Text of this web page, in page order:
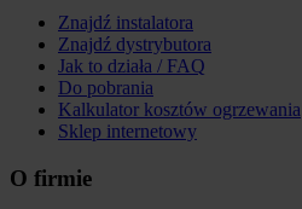
Znajdź instalatora
Znajdź dystrybutora
Jak to działa / FAQ
Do pobrania
Kalkulator kosztów ogrzewania
Sklep internetowy
O firmie